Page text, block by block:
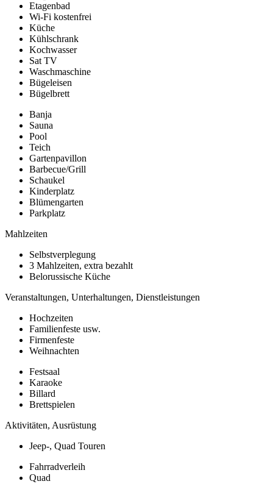
Etagenbad
Wi-Fi kostenfrei
Küche
Kühlschrank
Kochwasser
Sat TV
Waschmaschine
Bügeleisen
Bügelbrett
Banja
Sauna
Pool
Teich
Gartenpavillon
Barbecue/Grill
Schaukel
Kinderplatz
Blümengarten
Parkplatz
Mahlzeiten
Selbstverplegung
3 Mahlzeiten, extra bezahlt
Belorussische Küche
Veranstaltungen, Unterhaltungen, Dienstleistungen
Hochzeiten
Familienfeste usw.
Firmenfeste
Weihnachten
Festsaal
Karaoke
Billard
Brettspielen
Aktivitäten, Ausrüstung
Jeep-, Quad Touren
Fahrradverleih
Quad